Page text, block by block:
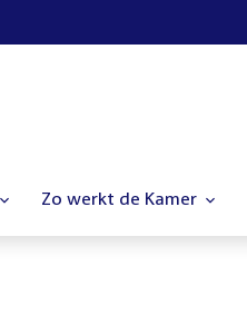
Zo werkt de Kamer